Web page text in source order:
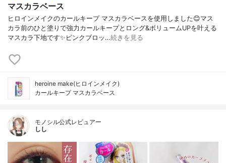
マスカラベース
ヒロインメイクのカールキープ マスカラベースを使用しました😊マス
カラ前のひと塗りで強力カールキープとロング&ボリュームUPを叶える
マスカラ下地です✨ピンクブロッ…続きを見る
heroine make(ヒロインメイク)
カールキープ マスカラベース
モノシル公式レビュアー
しし